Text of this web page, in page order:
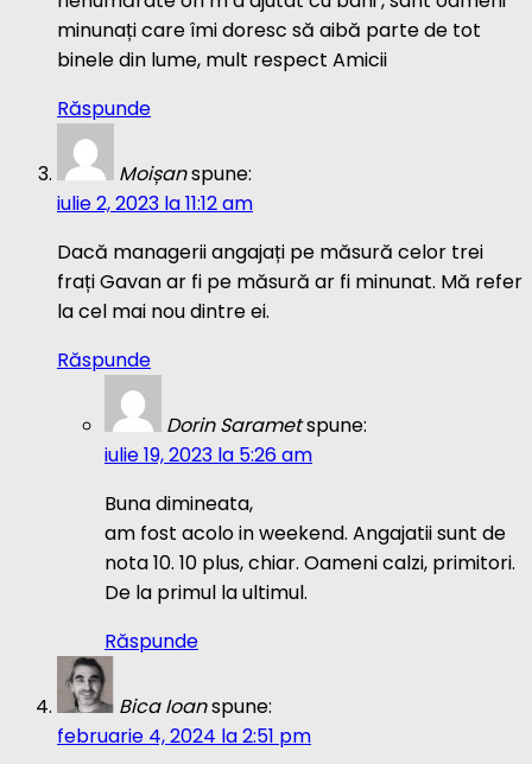
minunați care îmi doresc să aibă parte de tot
binele din lume, mult respect Amicii
Răspunde
Moișanspune:
iulie 2, 2023 la 11:12 am
Dacă managerii angajați pe măsură celor trei
frați Gavan ar fi pe măsură ar fi minunat. Mă refer
la cel mai nou dintre ei.
Răspunde
Dorin Sarametspune:
iulie 19, 2023 la 5:26 am
Buna dimineata,
am fost acolo in weekend. Angajatii sunt de
nota 10. 10 plus, chiar. Oameni calzi, primitori.
De la primul la ultimul.
Răspunde
Bica Ioanspune:
februarie 4, 2024 la 2:51 pm